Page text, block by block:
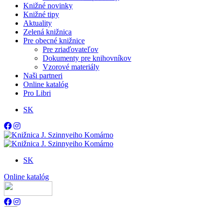
Knižné novinky
Knižné tipy
Aktuality
Zelená knižnica
Pre obecné knižnice
Pre zriaďovateľov
Dokumenty pre knihovníkov
Vzorové materiály
Naši partneri
Online katalóg
Pro Libri
SK
SK
Online katalóg